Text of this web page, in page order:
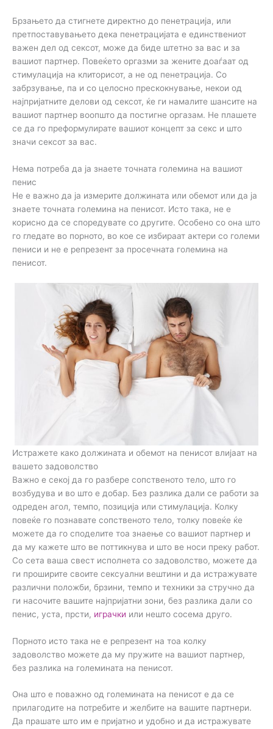
Брзањето да стигнете директно до пенетрација, или
претпоставувањето дека пенетрацијата е единствениот
важен дел од сексот, може да биде штетно за вас и за
вашиот партнер. Повеќето оргазми за жените доаѓаат од
стимулација на клиторисот, а не од пенетрација. Со
забрзување, па и со целосно прескокнување, некои од
најпријатните делови од сексот, ќе ги намалите шансите на
вашиот партнер воопшто да постигне оргазам. Не плашете
се да го преформулирате вашиот концепт за секс и што
значи сексот за вас.
Нема потреба да ја знаете точната големина на вашиот
пенис
Не е важно да ја измерите должината или обемот или да ја
знаете точната големина на пенисот. Исто така, не е
корисно да се споредувате со другите. Особено со она што
го гледате во порното, во кое се избираат актери со големи
пениси и не е репрезент за просечната големина на
пенисот.
Истражете како должината и обемот на пенисот влијаат на
вашето задоволство
Важно е секој да го разбере сопственото тело, што го
возбудува и во што е добар. Без разлика дали се работи за
одреден агол, темпо, позиција или стимулација. Колку
повеќе го познавате сопственото тело, толку повеќе ќе
можете да го споделите тоа знаење со вашиот партнер и
да му кажете што ве поттикнува и што ве носи преку работ.
Со сета ваша свест исполнета со задоволство, можете да
ги проширите своите сексуални вештини и да истражувате
различни положби, брзини, темпо и техники за стручно да
ги насочите вашите најпријатни зони, без разлика дали со
пенис, уста, прсти, играчки или нешто сосема друго.
Порното исто така не е репрезент на тоа колку
задоволство можете да му пружите на вашиот партнер,
без разлика на големината на пенисот.
Она што е поважно од големината на пенисот е да се
прилагодите на потребите и желбите на вашите партнери.
Да прашате што им е пријатно и удобно и да истражувате